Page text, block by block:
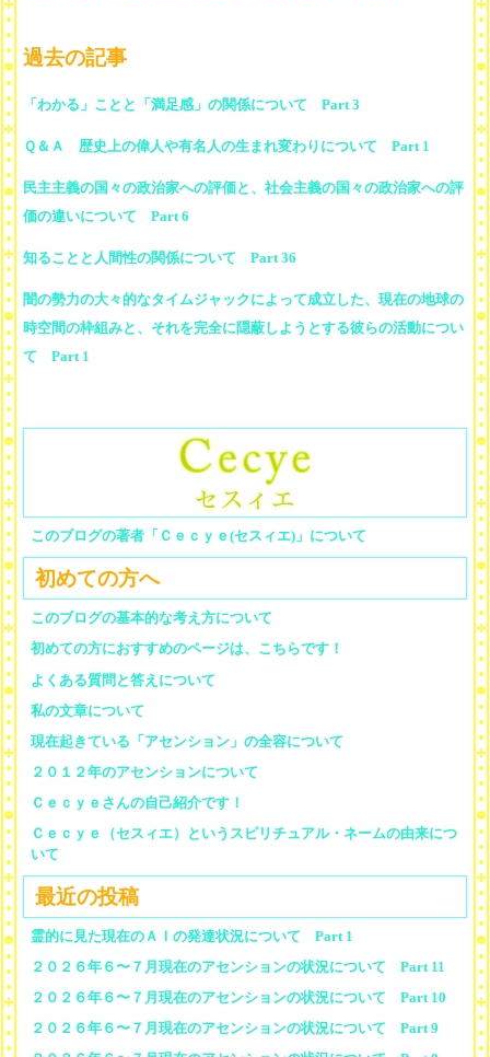
過去の記事
「わかる」ことと「満足感」の関係について Part 3
Ｑ＆Ａ 歴史上の偉人や有名人の生まれ変わりについて Part 1
民主主義の国々の政治家への評価と、社会主義の国々の政治家への評
価の違いについて Part 6
知ることと人間性の関係について Part 36
闇の勢力の大々的なタイムジャックによって成立した、現在の地球の
時空間の枠組みと、それを完全に隠蔽しようとする彼らの活動につい
て Part 1
このブログの著者「Ｃｅｃｙｅ(セスィエ)」について
初めての方へ
このブログの基本的な考え方について
初めての方におすすめのページは、こちらです！
よくある質問と答えについて
私の文章について
現在起きている「アセンション」の全容について
２０１２年のアセンションについて
Ｃｅｃｙｅさんの自己紹介です！
Ｃｅｃｙｅ（セスィエ）というスピリチュアル・ネームの由来につ
いて
最近の投稿
霊的に見た現在のＡＩの発達状況について Part 1
２０２６年６〜７月現在のアセンションの状況について Part 11
２０２６年６〜７月現在のアセンションの状況について Part 10
２０２６年６〜７月現在のアセンションの状況について Part 9